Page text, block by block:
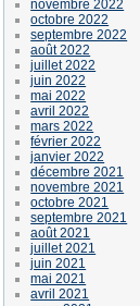
novembre 2022
octobre 2022
septembre 2022
août 2022
juillet 2022
juin 2022
mai 2022
avril 2022
mars 2022
février 2022
janvier 2022
décembre 2021
novembre 2021
octobre 2021
septembre 2021
août 2021
juillet 2021
juin 2021
mai 2021
avril 2021